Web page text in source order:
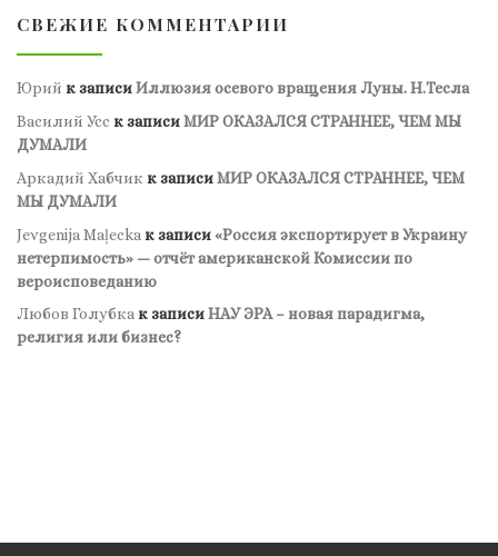
СВЕЖИЕ КОММЕНТАРИИ
Юрий к записиИллюзия осевого вращения Луны. Н.Тесла
Василий Усс к записиМИР ОКАЗАЛСЯ СТРАННЕЕ, ЧЕМ МЫ
ДУМАЛИ
Аркадий Хабчик к записиМИР ОКАЗАЛСЯ СТРАННЕЕ, ЧЕМ
МЫ ДУМАЛИ
Jevgenija Maļecka к записи«Россия экспортирует в Украину
нетерпимость» — отчёт американской Комиссии по
вероисповеданию
Любов Голубкак записиНАУ ЭРА – новая парадигма,
религия или бизнес?